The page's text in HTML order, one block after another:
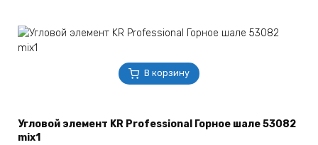
В корзину
Угловой элемент KR Professional Горное шале 53082
mix1